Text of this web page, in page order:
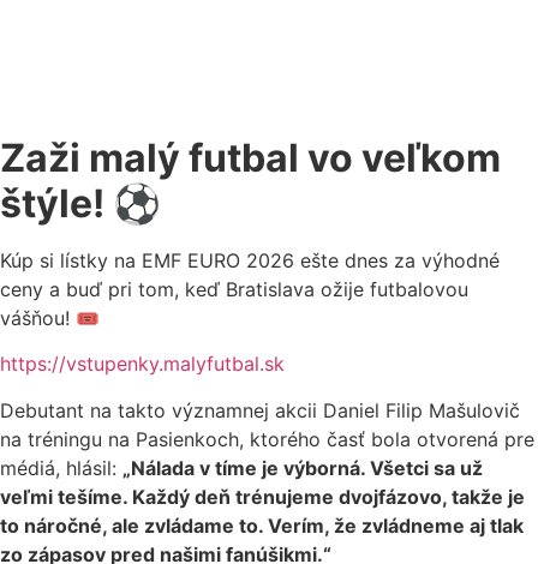
Zaži malý futbal vo veľkom
štýle! ⚽️
Kúp si lístky na EMF EURO 2026 ešte dnes za výhodné
ceny a buď pri tom, keď Bratislava ožije futbalovou
vášňou! 🎟️
https://vstupenky.malyfutbal.sk
Debutant na takto významnej akcii Daniel Filip Mašulovič
na tréningu na Pasienkoch, ktorého časť bola otvorená pre
médiá, hlásil: „Nálada v tíme je výborná. Všetci sa už
veľmi tešíme. Každý deň trénujeme dvojfázovo, takže je
to náročné, ale zvládame to. Verím, že zvládneme aj tlak
zo zápasov pred našimi fanúšikmi.“